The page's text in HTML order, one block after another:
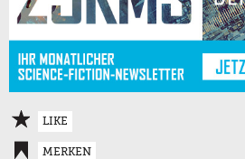
LIKE
MERKEN